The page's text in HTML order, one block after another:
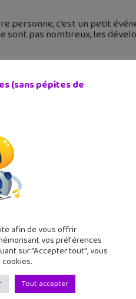
personne, c'est un petit
sont pas nombreux, les
site de culture
(sans pépites de
afin de vous offrir
vos préférences
sur "Accepter tout", vous
Tout accepter